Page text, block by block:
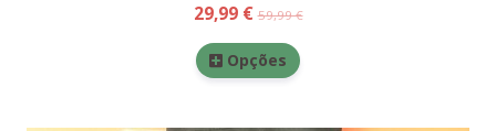
29,99 €59,99 €
Opções